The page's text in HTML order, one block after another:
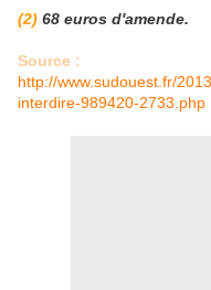
(2) 68 euros d'amende.
Source :
http://www.sudouest.fr/
interdire-989420-2733.php